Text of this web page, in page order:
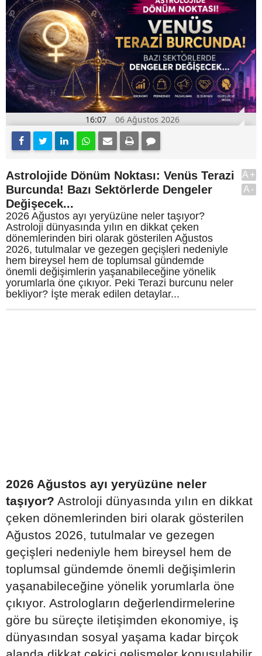
16:07 06 Ağustos 2026
Astrolojide Dönüm Noktası: Venüs Terazi
Burcunda! Bazı Sektörlerde Dengeler
Değişecek...
2026 Ağustos ayı yeryüzüne neler taşıyor?
Astroloji dünyasında yılın en dikkat çeken
dönemlerinden biri olarak gösterilen Ağustos
2026, tutulmalar ve gezegen geçişleri nedeniyle
hem bireysel hem de toplumsal gündemde
önemli değişimlerin yaşanabileceğine yönelik
yorumlarla öne çıkıyor. Peki Terazi burcunu neler
bekliyor? İşte merak edilen detaylar...
A+
A-
2026 Ağustos ayı yeryüzüne neler
taşıyor? Astroloji dünyasında yılın en dikkat
çeken dönemlerinden biri olarak gösterilen
Ağustos 2026, tutulmalar ve gezegen
geçişleri nedeniyle hem bireysel hem de
toplumsal gündemde önemli değişimlerin
yaşanabileceğine yönelik yorumlarla öne
çıkıyor. Astrologların değerlendirmelerine
göre bu süreçte iletişimden ekonomiye, iş
dünyasından sosyal yaşama kadar birçok